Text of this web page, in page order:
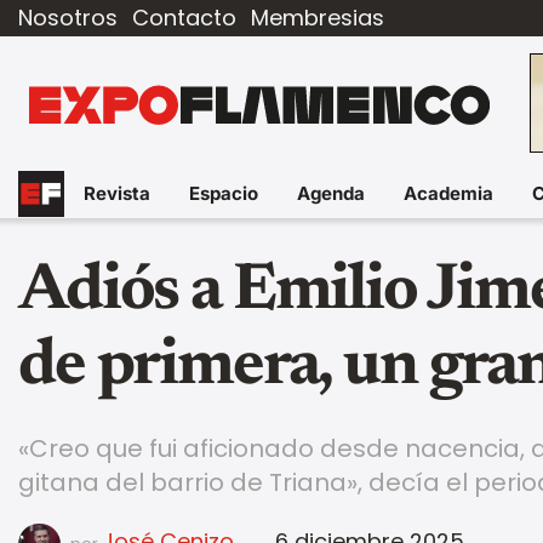
Nosotros Contacto Membresias
Revista Espacio Agenda Academia
Adiós a Emilio
de primera, un
«Creo que fui aficionado desde
gitana del barrio de Triana», decía el